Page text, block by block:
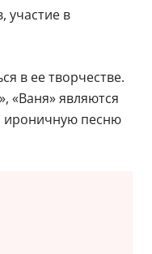
участие в
в ее творчестве.
«Ваня» являются
ироничную песню